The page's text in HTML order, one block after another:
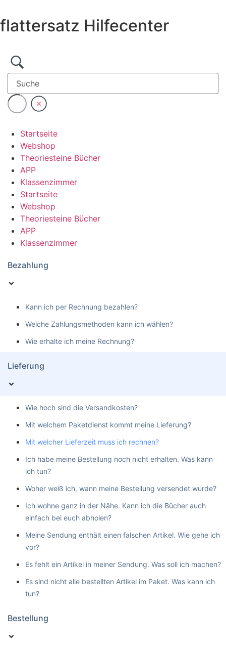
Inhalt
wechseln
flattersatz Hilfecenter
Startseite
Webshop
Theoriesteine Bücher
APP
Klassenzimmer
Startseite
Webshop
Theoriesteine Bücher
APP
Klassenzimmer
Bezahlung
Kann ich per Rechnung bezahlen?
Welche Zahlungsmethoden kann ich wählen?
Wie erhalte ich meine Rechnung?
Lieferung
Wie hoch sind die Versandkosten?
Mit welchem Paketdienst kommt meine Lieferung?
Mit welcher Lieferzeit muss ich rechnen?
Ich habe meine Bestellung noch nicht erhalten. Was kann
ich tun?
Woher weiß ich, wann meine Bestellung versendet wurde?
Ich wohne ganz in der Nähe. Kann ich die Bücher auch
einfach bei euch abholen?
Meine Sendung enthält einen falschen Artikel. Wie gehe ich
vor?
Es fehlt ein Artikel in meiner Sendung. Was soll ich machen?
Es sind nicht alle bestellten Artikel im Paket. Was kann ich
tun?
Bestellung